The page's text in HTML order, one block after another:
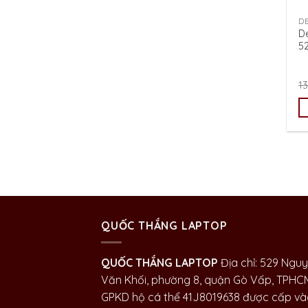
QUỐC THẮNG LAPTOP
QUỐC THẮNG LAPTOP Địa chỉ: 529
Văn Khối, phường 8, quận Gò Vấp,
GPKD hộ cá thể 41J8019638 được cấp